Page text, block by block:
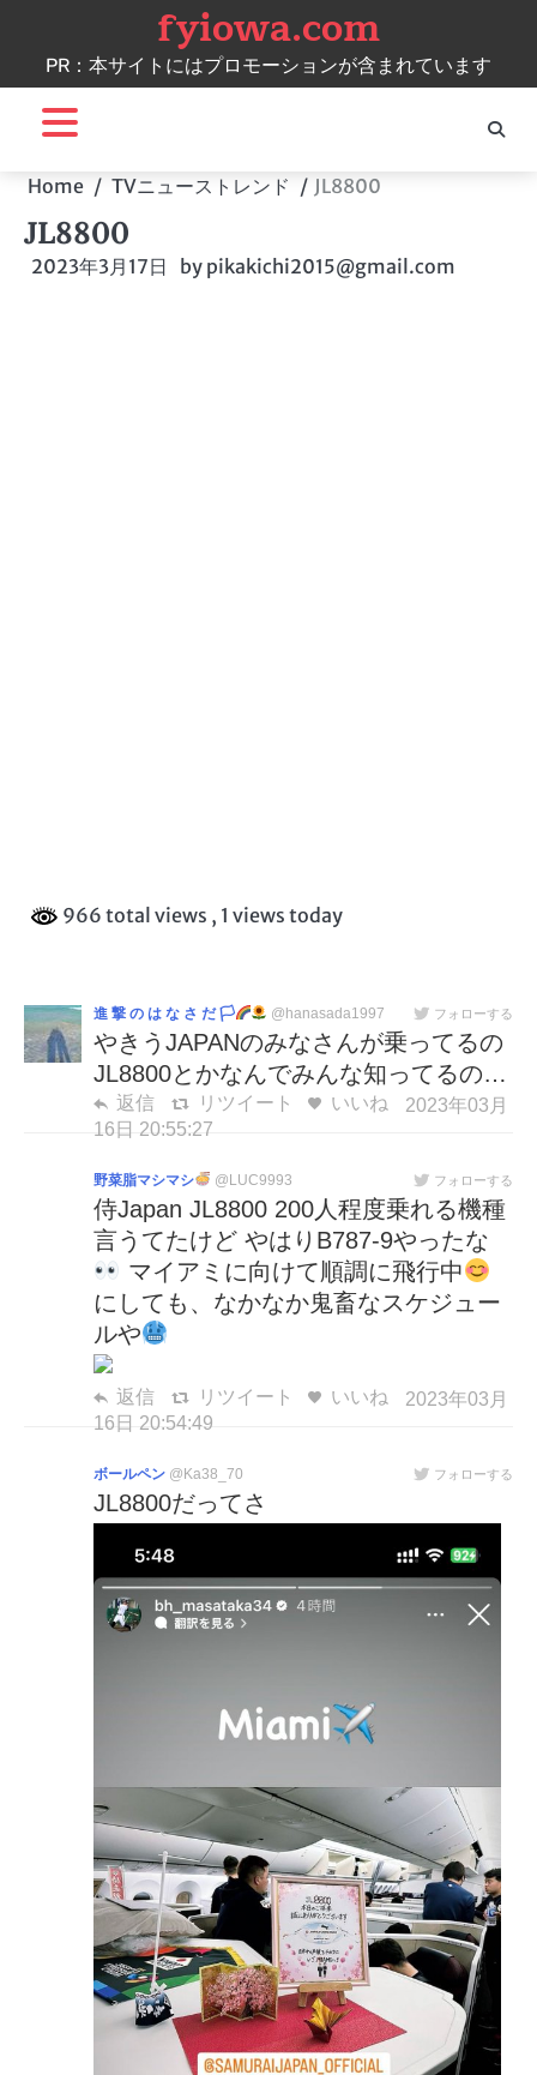
content
fyiowa.com
PR：本サイトにはプロモーションが含まれています
Home TVニューストレンド JL8800
JL8800
2023年3月17日 by pikakichi2015@gmail.com
966 total views , 1 views today
進 撃 の は な さ だ 🏳‍ @hanasada1997 フォローする
やきうJAPANのみなさんが乗ってるの
JL8800とかなんでみんな知ってるの…
返信 リツイート いいね
2023年03月
16日 20:55:27
野菜脂マシマシ @LUC9993 フォローする
侍Japan JL8800 200人程度乗れる機種
言うてたけど やはりB787-9やったな
マイアミに向けて順調に飛行中
にしても、なかなか鬼畜なスケジュー
ルや
返信 リツイート いいね
2023年03月
16日 20:54:49
ボールペン @Ka38_70 フォローする
JL8800だってさ